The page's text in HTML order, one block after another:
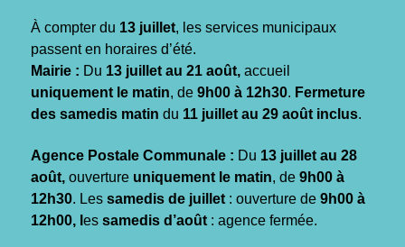
À compter du 13 juillet, les services municipaux
passent en horaires d’été.
Mairie : Du 13 juillet au 21 août, accueil
uniquement le matin, de 9h00 à 12h30. Fermeture
des samedis matin du 11 juillet au 29 août inclus.
Agence Postale Communale : Du 13 juillet au 28
août, ouverture uniquement le matin, de 9h00 à
12h30. Les samedis de juillet : ouverture de 9h00 à
12h00, l es samedis d’août : agence fermée.